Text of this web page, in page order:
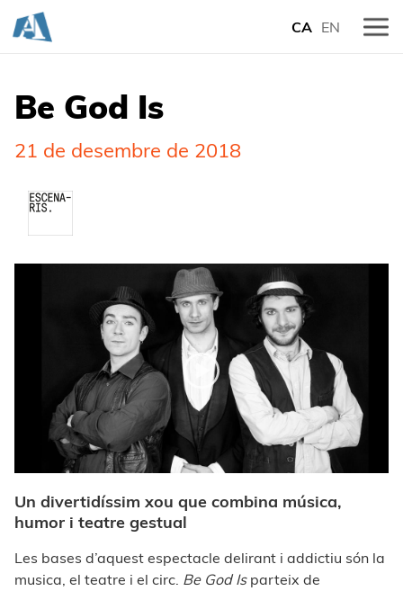
CA EN
Be God Is
21 de desembre de 2018
Un divertidíssim xou que combina música,
humor i teatre gestual
Les bases d’aquest espectacle delirant i addictiu són la
musica, el teatre i el circ. Be God Isparteix de